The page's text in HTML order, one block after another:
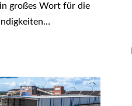
großes Wort für die